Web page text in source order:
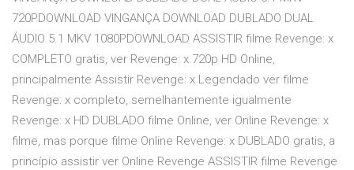
720PDOWNLOAD VINGANÇA DOWNLOAD DUBLADO DUAL
ÁUDIO 5.1 MKV 1080PDOWNLOAD ASSISTIR filme Revenge: x
COMPLETO gratis, ver Revenge: x 720p HD Online,
principalmente Assistir Revenge: x Legendado ver filme
Revenge: x completo, semelhantemente igualmente
Revenge: x HD DUBLADO filme Online, ver Online Revenge: x
filme, mas porque filme Online Revenge: x DUBLADO gratis, a
princípio assistir ver Online Revenge ASSISTIR filme Revenge